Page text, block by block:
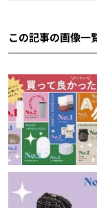
この記事の画像一